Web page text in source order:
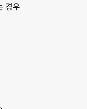
경우